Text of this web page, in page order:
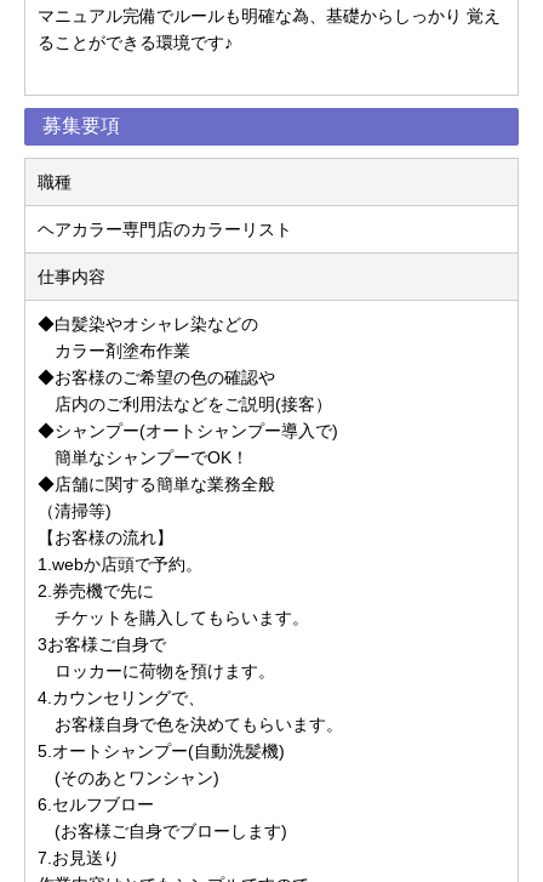
マニュアル完備でルールも明確な為、基礎からしっかり 覚え
ることができる環境です♪
募集要項
職種
ヘアカラー専門店のカラーリスト
仕事内容
◆白髪染やオシャレ染などの
カラー剤塗布作業
◆お客様のご希望の色の確認や
店内のご利用法などをご説明(接客）
◆シャンプー(オートシャンプー導入で)
簡単なシャンプーでOK！
◆店舗に関する簡単な業務全般
（清掃等)
【お客様の流れ】
1.webか店頭で予約。
2.券売機で先に
チケットを購入してもらいます。
3お客様ご自身で
ロッカーに荷物を預けます。
4.カウンセリングで、
お客様自身で色を決めてもらいます。
5.オートシャンプー(自動洗髪機)
(そのあとワンシャン)
6.セルフブロー
(お客様ご自身でブローします)
7.お見送り